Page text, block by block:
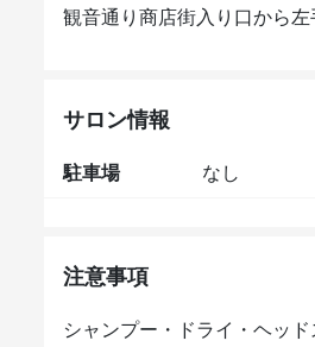
観音通り商店街入り口から左
サロン情報
駐車場 なし
注意事項
シャンプー・ドライ・ヘッ